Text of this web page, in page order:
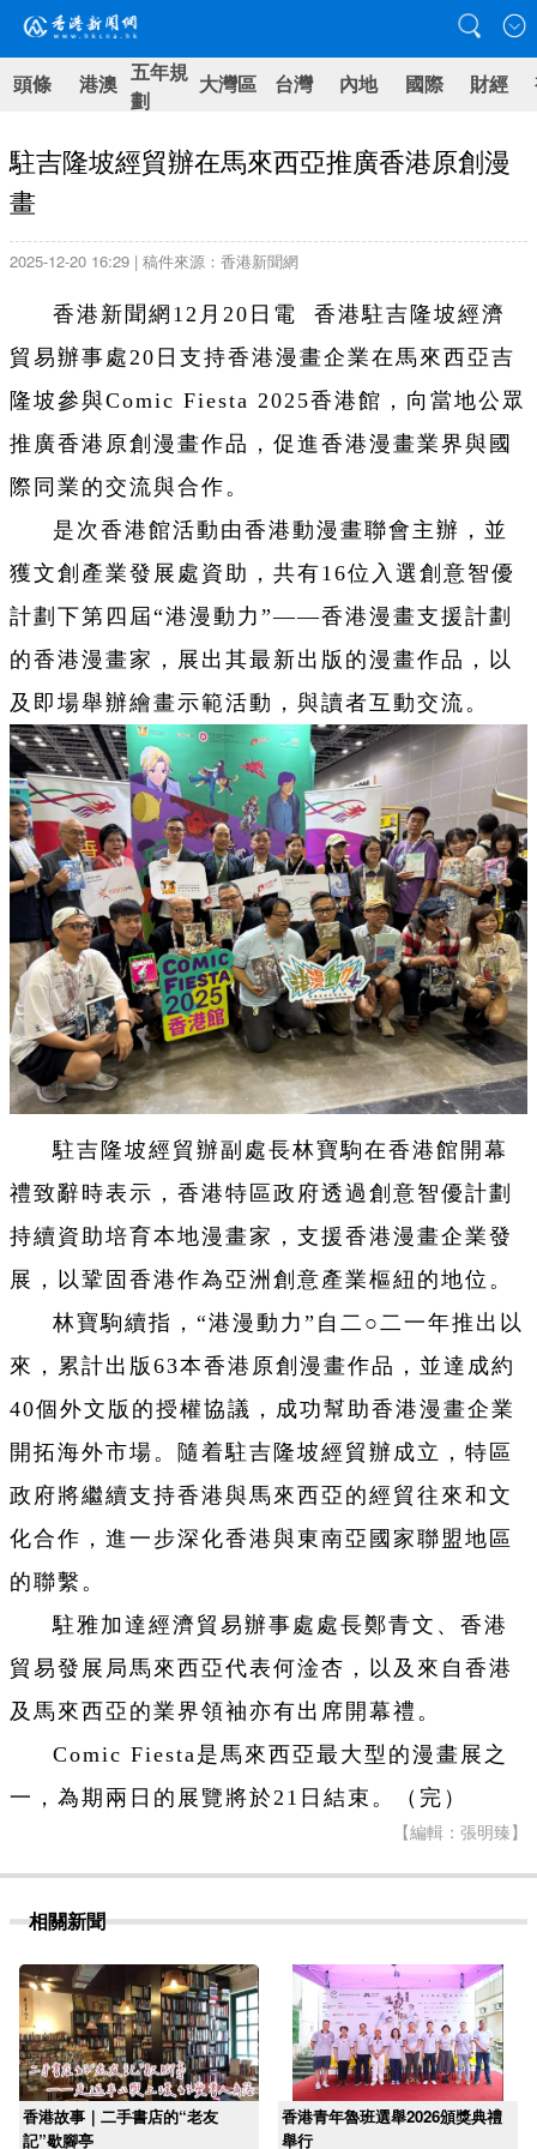
頭條 港澳 五年規
劃
大灣區 台灣 內地 國際 財經
駐吉隆坡經貿辦在馬來西亞推廣香港原創漫
畫
2025-12-20 16:29 | 稿件來源：香港新聞網
香港新聞網12月20日電 香港駐吉隆坡經濟
貿易辦事處20日支持香港漫畫企業在馬來西亞吉
隆坡參與Comic Fiesta 2025香港館，向當地公眾
推廣香港原創漫畫作品，促進香港漫畫業界與國
際同業的交流與合作。
是次香港館活動由香港動漫畫聯會主辦，並
獲文創產業發展處資助，共有16位入選創意智優
計劃下第四屆“港漫動力”——香港漫畫支援計劃
的香港漫畫家，展出其最新出版的漫畫作品，以
及即場舉辦繪畫示範活動，與讀者互動交流。
駐吉隆坡經貿辦副處長林寶駒在香港館開幕
禮致辭時表示，香港特區政府透過創意智優計劃
持續資助培育本地漫畫家，支援香港漫畫企業發
展，以鞏固香港作為亞洲創意產業樞紐的地位。
林寶駒續指，“港漫動力”自二○二一年推出以
來，累計出版63本香港原創漫畫作品，並達成約
40個外文版的授權協議，成功幫助香港漫畫企業
開拓海外市場。隨着駐吉隆坡經貿辦成立，特區
政府將繼續支持香港與馬來西亞的經貿往來和文
化合作，進一步深化香港與東南亞國家聯盟地區
的聯繫。
駐雅加達經濟貿易辦事處處長鄭青文、香港
貿易發展局馬來西亞代表何淦杏，以及來自香港
及馬來西亞的業界領袖亦有出席開幕禮。
Comic Fiesta是馬來西亞最大型的漫畫展之
一，為期兩日的展覽將於21日結束。（完）
【編輯：張明臻】
相關新聞
香港故事｜二手書店的“老友
記”歇腳亭
香港青年魯班選舉2026頒獎典禮
舉行